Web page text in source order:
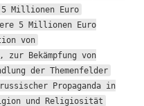
Millionen Euro
5 Millionen Euro
von
Bekämpfung von
der Themenfelder
Propaganda in
und Religiosität